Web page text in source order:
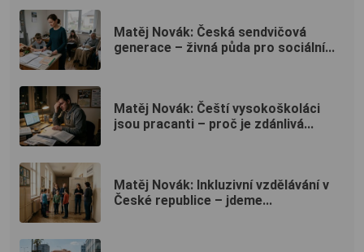
Matěj Novák: Česká sendvičová
generace – živná půda pro sociální...
Matěj Novák: Čeští vysokoškoláci
jsou pracanti – proč je zdánlivá...
Matěj Novák: Inkluzivní vzdělávání v
České republice – jdeme...